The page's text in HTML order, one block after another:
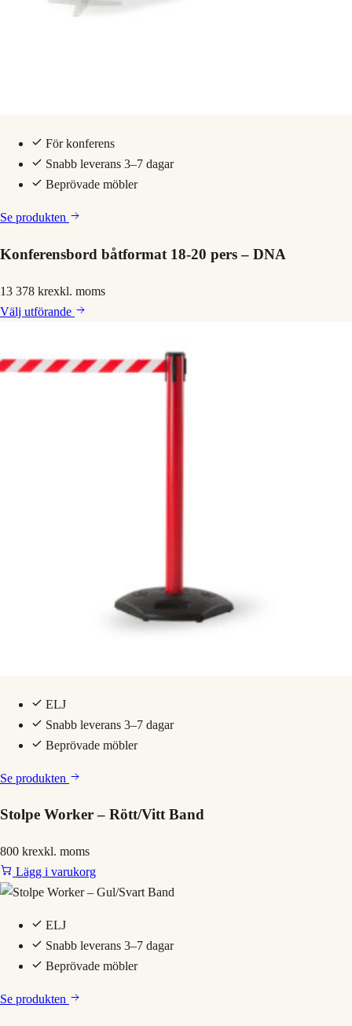
För konferens
Snabb leverans 3–7 dagar
Beprövade möbler
Se produkten
Konferensbord båtformat 18-20 pers – DNA
13 378 krexkl. moms
Välj utförande
ELJ
Snabb leverans 3–7 dagar
Beprövade möbler
Se produkten
Stolpe Worker – Rött/Vitt Band
800 krexkl. moms
Lägg i varukorg
ELJ
Snabb leverans 3–7 dagar
Beprövade möbler
Se produkten